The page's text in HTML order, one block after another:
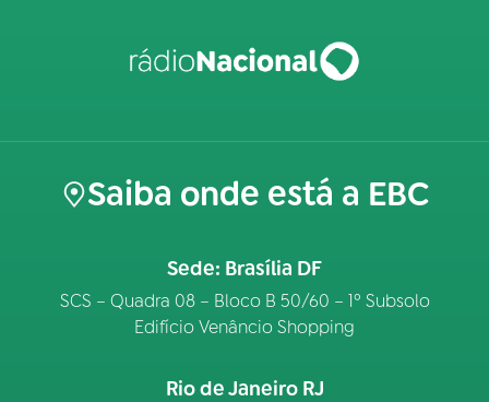
Saiba onde está a EBC
Sede: Brasília DF
SCS – Quadra 08 – Bloco B 50/60 – 1º Subsolo
Edifício Venâncio Shopping
Rio de Janeiro RJ